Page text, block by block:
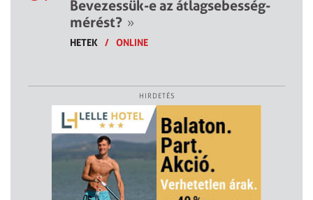
Bevezessük-e az átlagsebesség-
mérést? »
HETEK / ONLINE
HIRDETÉS